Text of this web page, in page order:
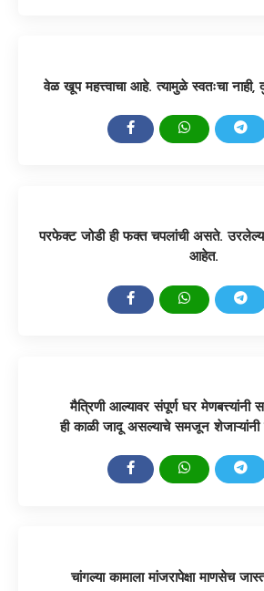
वेळ खूप महत्त्वाचा आहे. त्यामुळे स्वतःचा नाही,
परफेक्ट जोडी ही फक्त चपलांची असते.
आहेत.
मैत्रिणी आल्यावर संपूर्ण घर मेणबत्त्यांनी
ही काळी जादू असल्याचे समजून शेजाऱ्यांनी
चांगल्या कामाला मांजरापेक्षा माणसेच